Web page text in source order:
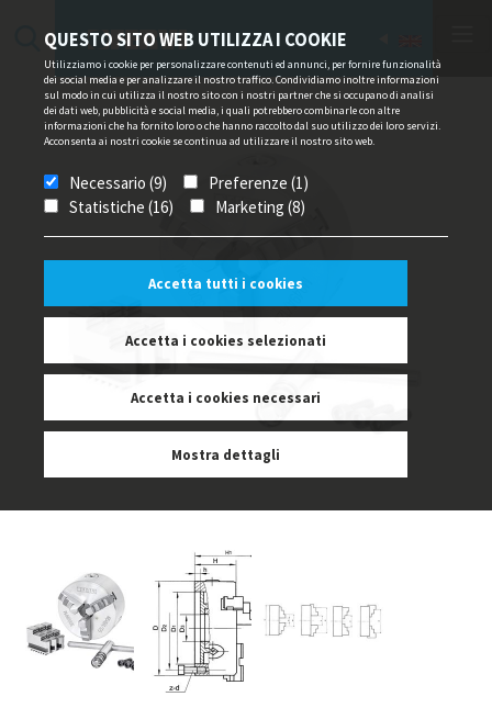
QUESTO SITO WEB UTILIZZA I COOKIE
Utilizziamo i cookie per personalizzare contenuti ed annunci, per fornire funzionalità
dei social media e per analizzare il nostro traffico. Condividiamo inoltre informazioni
sul modo in cui utilizza il nostro sito con i nostri partner che si occupano di analisi
dei dati web, pubblicità e social media, i quali potrebbero combinarle con altre
informazioni che ha fornito loro o che hanno raccolto dal suo utilizzo dei loro servizi.
Acconsenta ai nostri cookie se continua ad utilizzare il nostro sito web.
Necessario (9)
Preferenze (1)
Statistiche (16)
Marketing (8)
Accetta tutti i cookies
Accetta i cookies selezionati
Accetta i cookies necessari
Mostra dettagli